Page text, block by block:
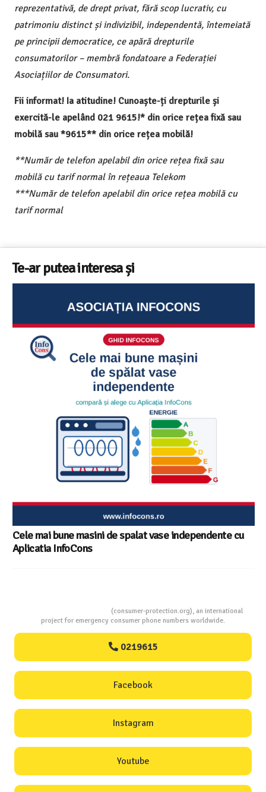
reprezentativă, de drept privat, fără scop lucrativ, cu
patrimoniu distinct și indivizibil, independentă, întemeiată
pe principii democratice, ce apără drepturile
consumatorilor – membră fondatoare a Federației
Asociațiilor de Consumatori.
Fii informat! Ia atitudine! Cunoaște-ți drepturile și
exercită-le apelând 021 9615!* din orice rețea fixă sau
mobilă sau *9615** din orice rețea mobilă!
**Număr de telefon apelabil din orice rețea fixă sau
mobilă cu tarif normal în rețeaua Telekom
***Număr de telefon apelabil din orice rețea mobilă cu
tarif normal
Te-ar putea interesa și
Cele mai bune masini de spalat vase independente cu
Aplicatia InfoCons
(consumer-protection.org), an international
project for emergency consumer phone numbers worldwide.
0219615
Facebook
Instagram
Youtube